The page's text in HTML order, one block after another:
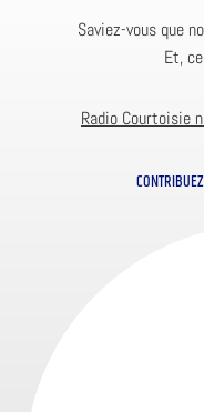
Saviez-vous que
Et,
Radio Courtoisie